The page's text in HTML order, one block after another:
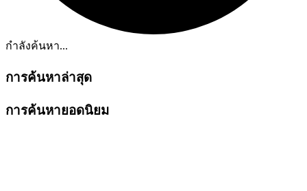
กำลังค้นหา...
การค้นหาล่าสุด
การค้นหายอดนิยม